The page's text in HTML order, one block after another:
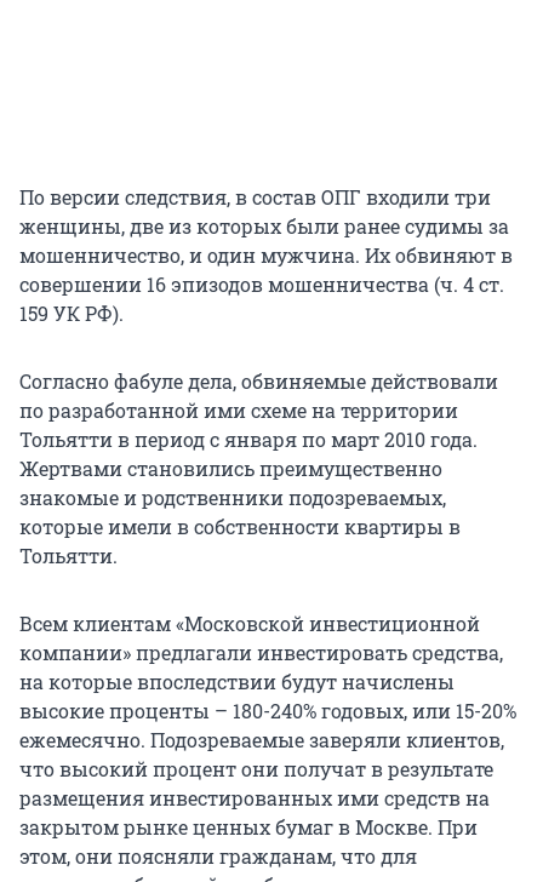
По версии следствия, в состав ОПГ входили три
женщины, две из которых были ранее судимы за
мошенничество, и один мужчина. Их обвиняют в
совершении 16 эпизодов мошенничества (ч. 4 ст.
159 УК РФ).
Согласно фабуле дела, обвиняемые действовали
по разработанной ими схеме на территории
Тольятти в период с января по март 2010 года.
Жертвами становились преимущественно
знакомые и родственники подозреваемых,
которые имели в собственности квартиры в
Тольятти.
Всем клиентам «Московской инвестиционной
компании» предлагали инвестировать средства,
на которые впоследствии будут начислены
высокие проценты – 180-240% годовых, или 15-20%
ежемесячно. Подозреваемые заверяли клиентов,
что высокий процент они получат в результате
размещения инвестированных ими средств на
закрытом рынке ценных бумаг в Москве. При
этом, они поясняли гражданам, что для